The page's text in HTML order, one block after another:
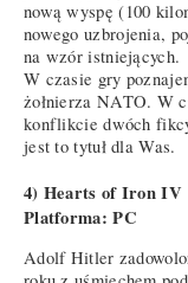
nową wyspę (100
nowego uzbrojenia,
na wzór istniejących.
W czasie gry
żołnierza NATO. W
konflikcie dwóch
jest to tytuł dla Was.
4) Hearts of Iron IV
Platforma: PC
Adolf Hitler